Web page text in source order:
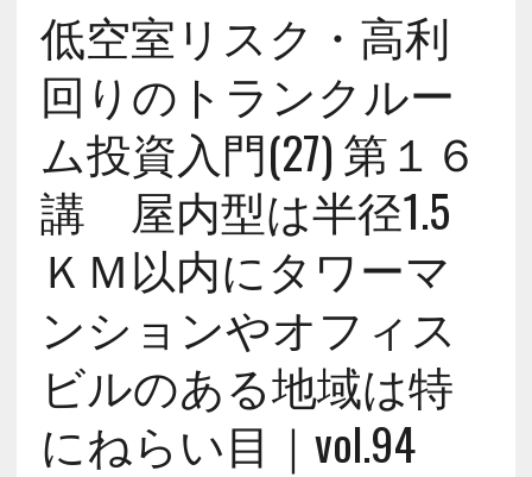
低空室リスク・高利
回りのトランクルー
ム投資入門(27) 第１６
講 屋内型は半径1.5
ＫＭ以内にタワーマ
ンションやオフィス
ビルのある地域は特
にねらい目｜vol.94